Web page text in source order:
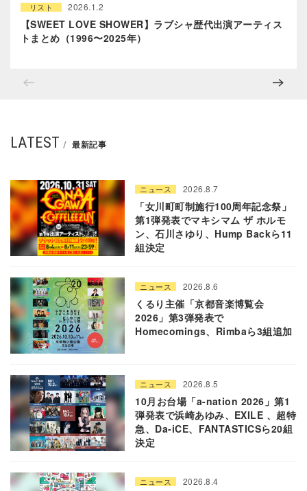
リスト 2026.1.2
【SWEET LOVE SHOWER】ラブシャ歴代出演アーティス
トまとめ（1996〜2025年）
LATEST 最新記事
ニュース 2026.8.7
「女川町町制施行100周年記念祭」
第1弾発表でマキシマム ザ ホルモ
ン、石川さゆり、Hump Backら11
組決定
ニュース 2026.8.6
くるり主催「京都音楽博覧会
2026」第3弾発表で
Homecomings、Rimbaら3組追加
ニュース 2026.8.5
10月お台場「a-nation 2026」第1
弾発表で浜崎あゆみ、EXILE 、超特
急、Da-iCE、FANTASTICSら20組
決定
ニュース 2026.8.4